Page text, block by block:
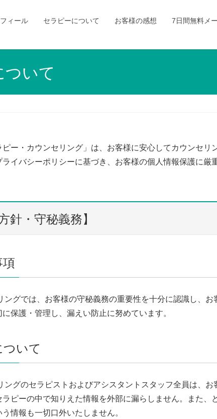
ィール セラピーについて お客様の感想 7日間無料メ
いて
ピー・カウンセリング」は、お客様に安心してカウンセリ
イバシーポリシーに基づき、お客様の個人情報保護に厳
針・守秘義務】
項
ングでは、お客様の守秘義務の重要性を十分に認識し、お
保護・管理し、漏えい防止に努めています。
いて
ングのセラピストおよびアシスタントスタッフ全員は、お
ピーの中で知りえた情報を外部に漏らしません。また、
情報も一切口外いたしません。